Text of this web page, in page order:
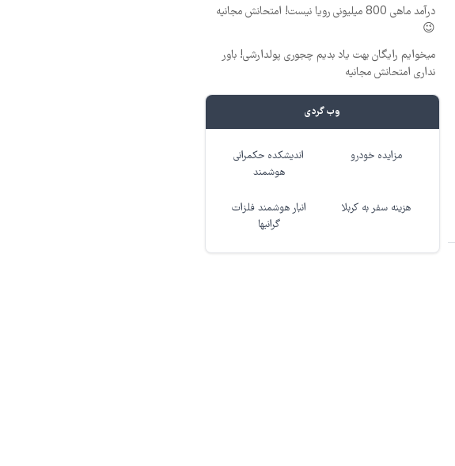
درآمد ماهی 800 میلیونی رویا نیست! امتحانش مجانیه
😉
میخوایم رایگان بهت یاد بدیم چجوری پولدارشی! باور
نداری امتحانش مجانیه
وب گردی
مزایده خودرو
اندیشکده حکمرانی
هوشمند
هزینه سفر به کربلا
انبار هوشمند فلزات
گرانبها